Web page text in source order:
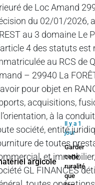
de Loc Amand
du 02/01/2026,
au 3 domaine Le
4 des statuts est
au RCS de
– 29940 La
pour objet en
acquisitions,
à la
société, entité
de toutes
et
GL FINANCES
Il y a 1
jour
Garder
cette
ruralité
que